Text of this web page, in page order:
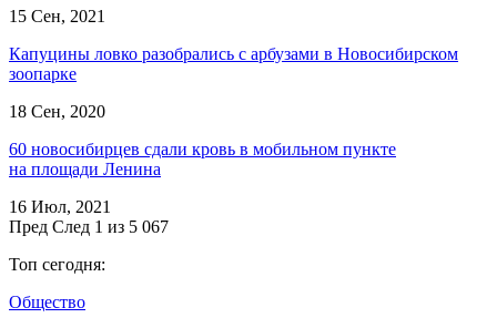
15 Сен, 2021
Капуцины ловко разобрались с арбузами в Новосибирском
зоопарке
18 Сен, 2020
60 новосибирцев сдали кровь в мобильном пункте
на площади Ленина
16 Июл, 2021
Пред След 1 из 5 067
Топ сегодня:
Общество